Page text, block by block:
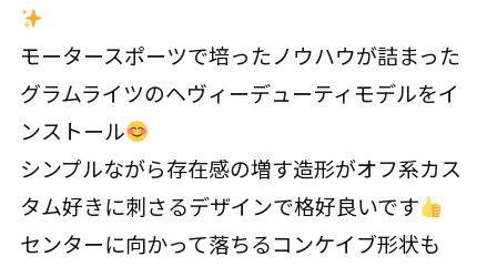
モータースポーツで培ったノウハウが詰まった
グラムライツのヘヴィーデューティモデルをイ
ンストール
シンプルながら存在感の増す造形がオフ系カス
タム好きに刺さるデザインで格好良いです
センターに向かって落ちるコンケイブ形状も